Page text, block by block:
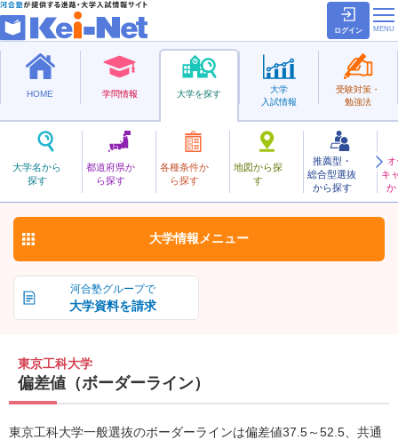
ログイン
HOME 学問情報 大学を探す
大学名から
探す
都道府県か
ら探す
各種条件か
ら探す
地図から探
す
推薦型・
総合型選抜
から探す
キ
か
大学
入試情報
受験対策・
勉強法
私立
とうきょうこうか
東京工科大学 お気に入り
河合塾グループで
大学資料を請求
大学情報 メニュー
東京工科大学
偏差値（ボーダーライン）
東京工科大学一般選抜のボーダーラインは偏差値37.5～52.5、共通